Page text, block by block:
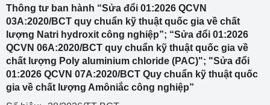
Thông tư ban hành “Sửa đổi 01:2026 QCVN
03A:2020/BCT quy chuẩn kỹ thuật quốc gia về chất
lượng Natri hydroxit công nghiệp”; “Sửa đổi 01:2026
QCVN 06A:2020/BCT quy chuẩn kỹ thuật quốc gia về
chất lượng Poly aluminium chloride (PAC)"; "Sửa đổi
01:2026 QCVN 07A:2020/BCT Quy chuẩn kỹ thuật quốc
gia về chất lượng Amôniắc công nghiệp”